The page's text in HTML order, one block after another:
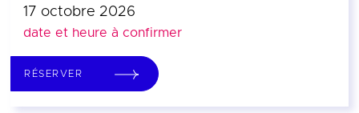
17 octobre 2026
date et heure à confirmer
RÉSERVER